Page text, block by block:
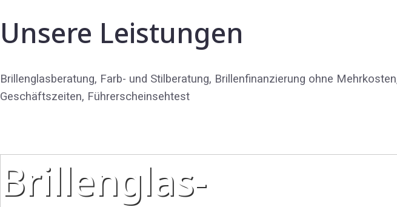
Unsere Leistungen
Brillenglasberatung, Farb- und Stilberatung, Brillenfinanzierung ohne
Geschäftszeiten, Führerscheinsehtest
Brillenglas-